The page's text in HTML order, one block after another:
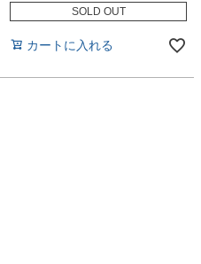
SOLD OUT
カートに入れる